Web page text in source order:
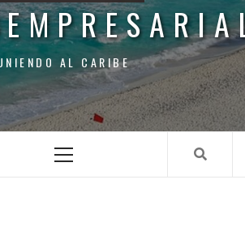
AL CARIBE
Menu